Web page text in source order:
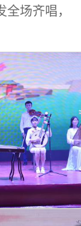
场齐唱，